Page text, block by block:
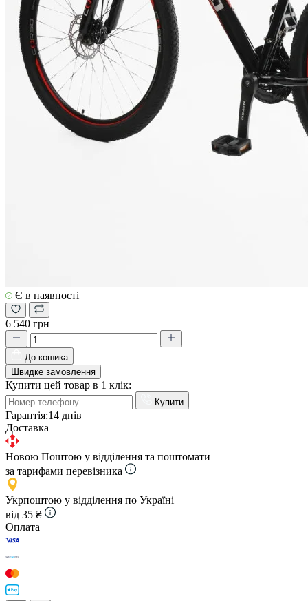
Є в наявності
6 540 грн
До кошика
Швидке замовлення
Купити цей товар в 1 клік:
Купити
Гарантія:14 днів
Доставка
Новою Поштою у відділення та поштомати
за тарифами перевізника
Укрпоштою у відділення по Україні
від 35 ₴
Оплата